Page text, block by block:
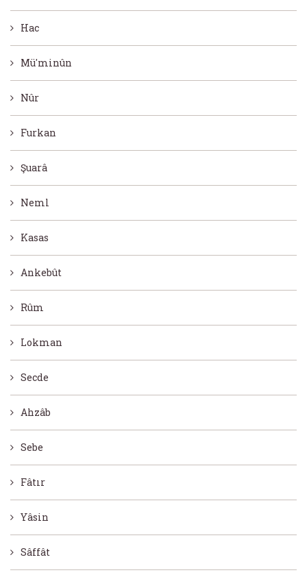
Hac
Mü'minûn
Nûr
Furkan
Şuarâ
Neml
Kasas
Ankebût
Rûm
Lokman
Secde
Ahzâb
Sebe
Fâtır
Yâsin
Sâffât